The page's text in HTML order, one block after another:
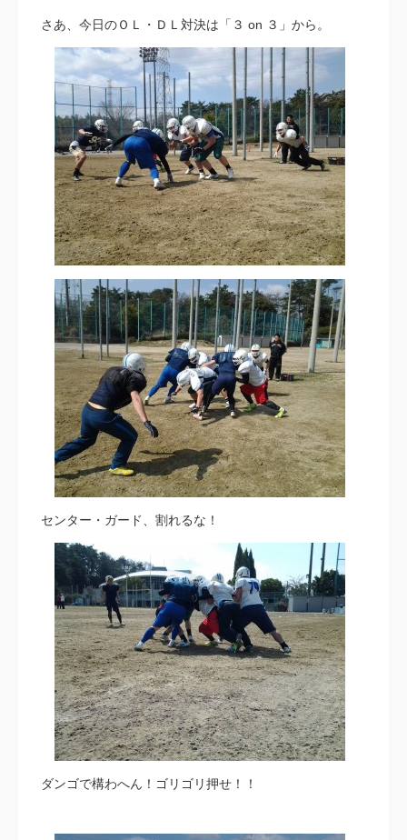
さあ、今日のＯＬ・ＤＬ対決は「３ on ３」から。
センター・ガード、割れるな！
ダンゴで構わへん！ゴリゴリ押せ！！